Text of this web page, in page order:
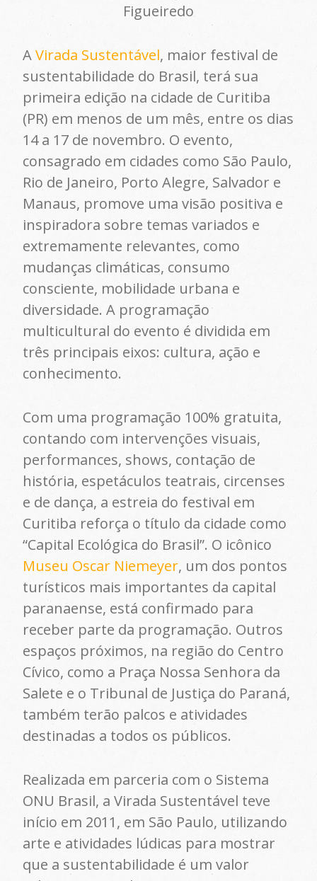
Figueiredo
AVirada Sustentável, maior festival de
sustentabilidade do Brasil, terá sua
primeira edição na cidade de Curitiba
(PR) em menos de um mês, entre os dias
14 a 17 de novembro. O evento,
consagrado em cidades como São Paulo,
Rio de Janeiro, Porto Alegre, Salvador e
Manaus, promove uma visão positiva e
inspiradora sobre temas variados e
extremamente relevantes, como
mudanças climáticas, consumo
consciente, mobilidade urbana e
diversidade. A programação
multicultural do evento é dividida em
três principais eixos: cultura, ação e
conhecimento.
Com uma programação 100% gratuita,
contando com intervenções visuais,
performances, shows, contação de
história, espetáculos teatrais, circenses
e de dança, a estreia do festival em
Curitiba reforça o título da cidade como
“Capital Ecológica do Brasil”. O icônico
Museu Oscar Niemeyer, um dos pontos
turísticos mais importantes da capital
paranaense, está confirmado para
receber parte da programação. Outros
espaços próximos, na região do Centro
Cívico, como a Praça Nossa Senhora da
Salete e o Tribunal de Justiça do Paraná,
também terão palcos e atividades
destinadas a todos os públicos.
Realizada em parceria com o Sistema
ONU Brasil, a Virada Sustentável teve
início em 2011, em São Paulo, utilizando
arte e atividades lúdicas para mostrar
que a sustentabilidade é um valor